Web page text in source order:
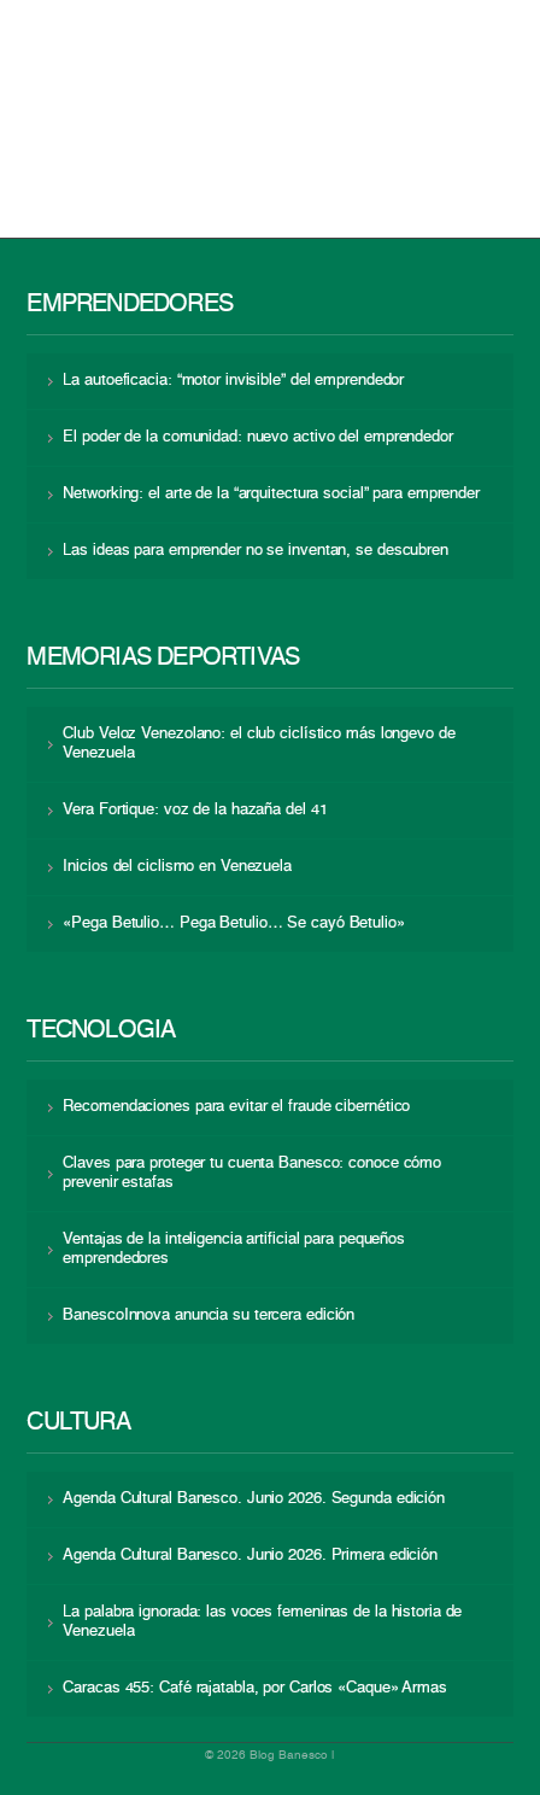
EMPRENDEDORES
La autoeficacia: “motor invisible” del emprendedor
El poder de la comunidad: nuevo activo del emprendedor
Networking: el arte de la “arquitectura social” para emprender
Las ideas para emprender no se inventan, se descubren
MEMORIAS DEPORTIVAS
Club Veloz Venezolano: el club ciclístico más longevo de
Venezuela
Vera Fortique: voz de la hazaña del 41
Inicios del ciclismo en Venezuela
«Pega Betulio… Pega Betulio… Se cayó Betulio»
TECNOLOGÍA
Recomendaciones para evitar el fraude cibernético
Claves para proteger tu cuenta Banesco: conoce cómo
prevenir estafas
Ventajas de la inteligencia artificial para pequeños
emprendedores
BanescoInnova anuncia su tercera edición
CULTURA
Agenda Cultural Banesco. Junio 2026. Segunda edición
Agenda Cultural Banesco. Junio 2026. Primera edición
La palabra ignorada: las voces femeninas de la historia de
Venezuela
Caracas 455: Café rajatabla, por Carlos «Caque» Armas
© 2026 Blog Banesco |